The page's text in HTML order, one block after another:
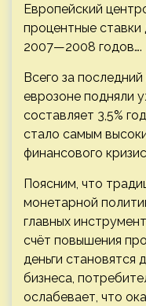
Европейский
процентные
2007—2008 годов….
Всего за
еврозоне подняли
составляет 3,5%
стало самым
финансового
Поясним, что
монетарной
главных
счёт повышения
деньги
бизнеса,
ослабевает, что